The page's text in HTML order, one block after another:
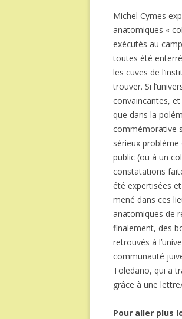
Michel Cymes
anatomiques «
exécutés au
toutes été
les cuves de
trouver. Si
convaincantes,
que dans la
commémorative
sérieux
public (ou à un
constatations
été expertisées
mené dans ces
anatomiques de
finalement, des
retrouvés à
communauté
Toledano, qui a
grâce à une
Pour aller plus